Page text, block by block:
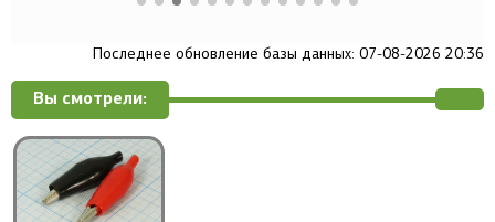
Последнее обновление базы данных: 07-08-2026 20:36
Вы смотрели: